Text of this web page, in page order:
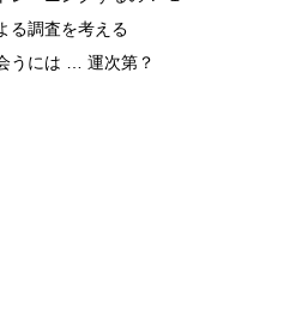
る調査を考える
うには … 運次第？